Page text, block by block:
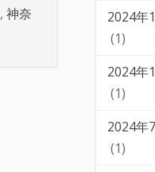
, 神奈
2024年
(1)
2024年
(1)
2024年
(1)